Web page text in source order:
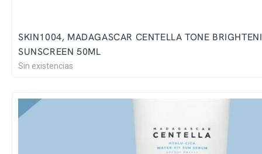
SKIN1004, MADAGASCAR CENTELLA TONE
SUNSCREEN 50ML
Sin existencias